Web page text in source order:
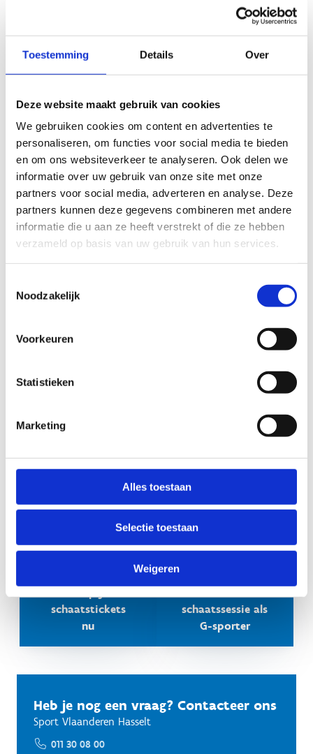
Toestemming Details Over
Deze website maakt gebruik van cookies
We gebruiken cookies om content en advertenties te
personaliseren, om functies voor social media te bieden
en om ons websiteverkeer te analyseren. Ook delen we
informatie over uw gebruik van onze site met onze
partners voor social media, adverteren en analyse. Deze
partners kunnen deze gegevens combineren met andere
informatie die u aan ze heeft verstrekt of die ze hebben
verzameld op basis van uw gebruik van hun services.
Noodzakelijk
Voorkeuren
Statistieken
Marketing
Alles toestaan
Selectie toestaan
Weigeren
Polar Bears
Ideaal tijdens de vrije schaatsbeurten
Lugiglaces
schaatstickets
nu
schaatssessie als
G-sporter
Heb je nog een vraag? Contacteer ons
Sport Vlaanderen Hasselt
011 30 08 00